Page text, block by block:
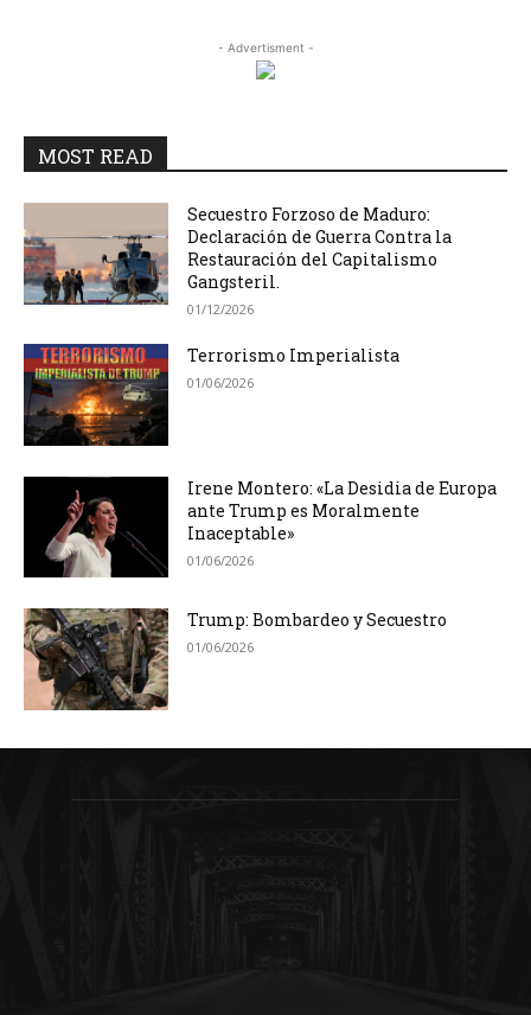
- Advertisment -
MOST READ
Secuestro Forzoso de Maduro:
Declaración de Guerra Contra la
Restauración del Capitalismo
Gangsteril.
01/12/2026
Terrorismo Imperialista
01/06/2026
Irene Montero: «La Desidia de Europa
ante Trump es Moralmente
Inaceptable»
01/06/2026
Trump: Bombardeo y Secuestro
01/06/2026